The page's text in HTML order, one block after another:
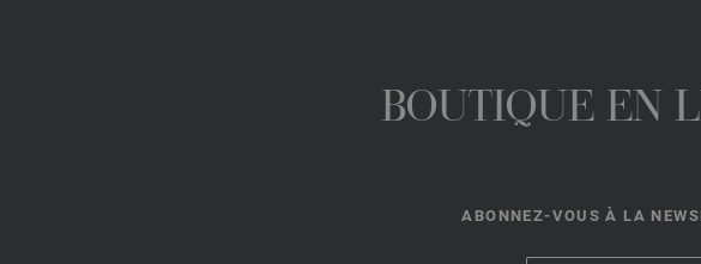
BOUTIQUE EN
ABONNEZ-VOUS À LA